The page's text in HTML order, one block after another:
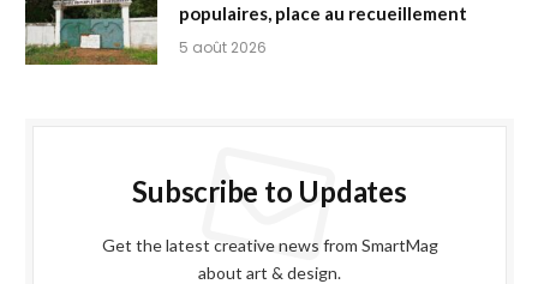
populaires, place au recueillement
5 août 2026
Subscribe to Updates
Get the latest creative news from SmartMag
about art & design.